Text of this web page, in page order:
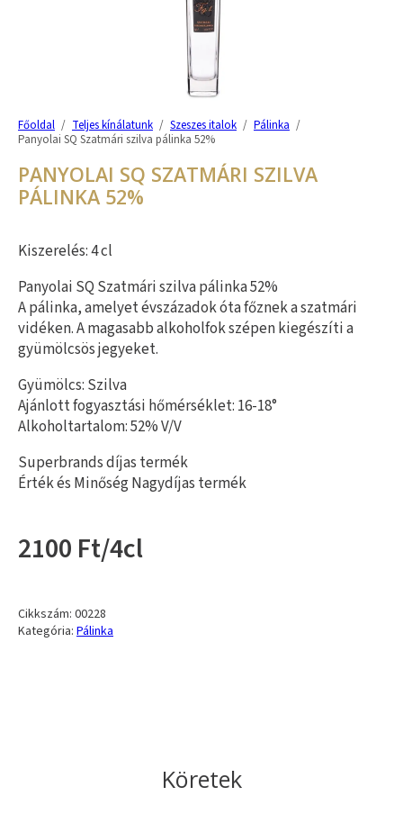
Főoldal / Teljes kínálatunk / Szeszes italok / Pálinka /
Panyolai SQ Szatmári szilva pálinka 52%
PANYOLAI SQ SZATMÁRI SZILVA
PÁLINKA 52%
Kiszerelés: 4 cl
Panyolai SQ Szatmári szilva pálinka 52%
A pálinka, amelyet évszázadok óta főznek a szatmári
vidéken. A magasabb alkoholfok szépen kiegészíti a
gyümölcsös jegyeket.
Gyümölcs: Szilva
Ajánlott fogyasztási hőmérséklet: 16-18°
Alkoholtartalom: 52% V/V
Superbrands díjas termék
Érték és Minőség Nagydíjas termék
2100 Ft/4cl
Cikkszám: 00228
Kategória: Pálinka
Köretek